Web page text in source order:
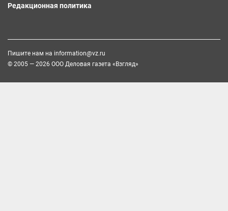
Редакционная политика
Пишите нам на information@vz.ru
© 2005 — 2026 ООО Деловая газета «Взгляд»